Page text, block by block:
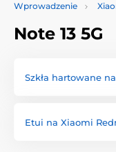
Wprowadzenie
Note 13 5G
Szkła hartowane
Etui na Xiaomi